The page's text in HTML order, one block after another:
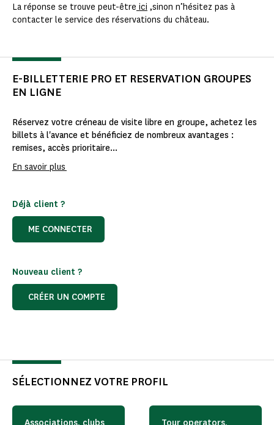
La réponse se trouve peut-être ici ,sinon n’hésitez pas à
contacter le service des réservations du château.
E-BILLETTERIE PRO ET RESERVATION GROUPES
EN LIGNE
Réservez votre créneau de visite libre en groupe, achetez les
billets à l'avance et bénéficiez de nombreux avantages :
remises, accès prioritaire...
En savoir plus
Déjà client ?
ME CONNECTER
Nouveau client ?
CRÉER UN COMPTE
SÉLECTIONNEZ VOTRE PROFIL